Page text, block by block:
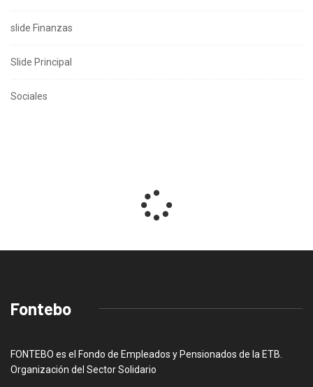
slide Finanzas
Slide Principal
Sociales
Fontebo
FONTEBO es el Fondo de Empleados y Pensionados de la ETB.
Organización del Sector Solidario